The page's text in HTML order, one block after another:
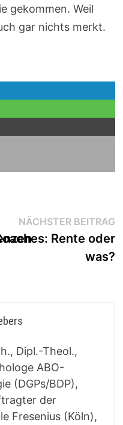
gekommen. Weil
gar nichts merkt.
NÄCHSTER BEITRAG
Rente oder
was?
Dipl.-Theol.,
ABO-
(DGPs/BDP),
der
Fresenius (Köln),